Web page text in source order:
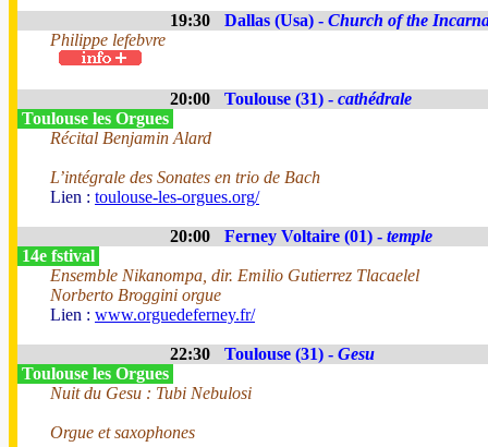
19:30 Dallas (Usa) - Church of the
Philippe lefebvre
20:00 Toulouse (31) - cathédrale
Toulouse les Orgues
Récital Benjamin Alard
L’intégrale des Sonates en trio de Bach
Lien : toulouse-les-orgues.org/
20:00 Ferney Voltaire (01) - temple
14e fstival
Ensemble Nikanompa, dir. Emilio Gutierrez Tlacaelel
Norberto Broggini orgue
Lien : www.orguedeferney.fr/
22:30 Toulouse (31) - Gesu
Toulouse les Orgues
Nuit du Gesu : Tubi Nebulosi
Orgue et saxophones